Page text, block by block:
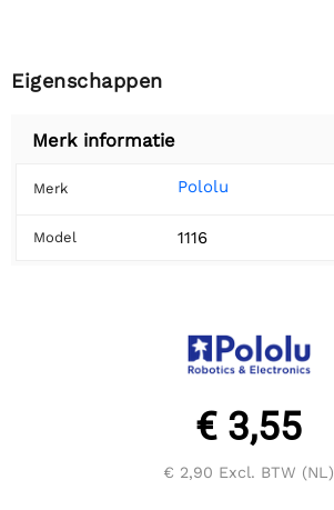
Eigenschappen
Merk informatie
Merk Pololu
Model 1116
€ 3,55
€ 2,90 Excl. BTW (NL)